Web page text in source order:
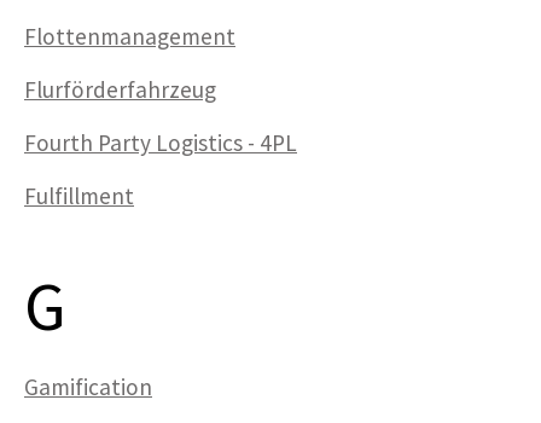
Flottenmanagement
Flurförderfahrzeug
Fourth Party Logistics - 4PL
Fulfillment
G
Gamification